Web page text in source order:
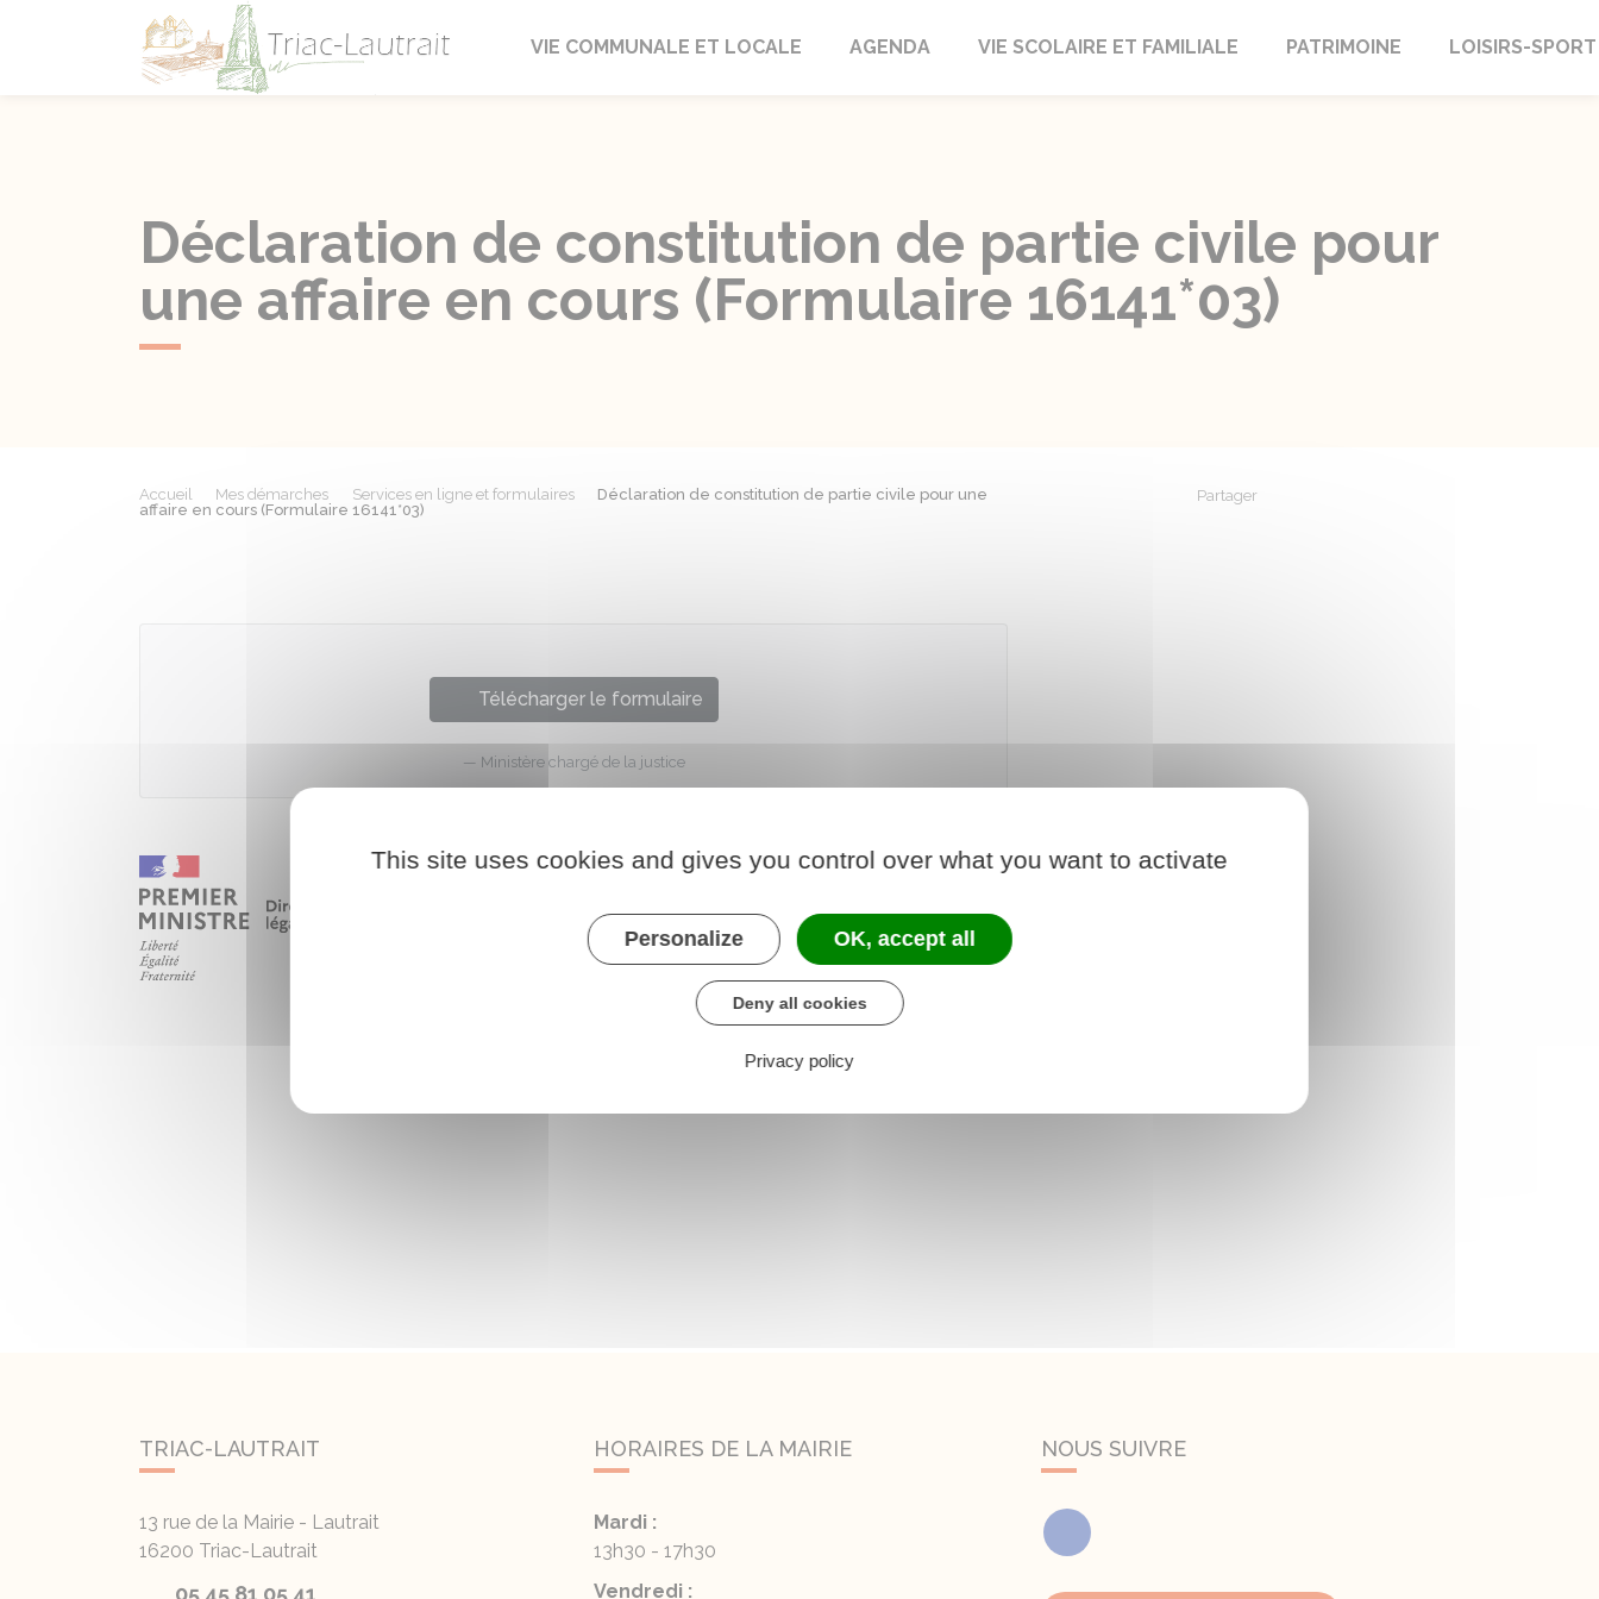
Triac-Lautrait
VIE COMMUNALE ET LOCALE AGENDA VIE SCOLAIRE ET FAMILIALE PATRIMOINE LOISIRS-SPORT
Déclaration de constitution de partie civile pour
une affaire en cours (Formulaire 16141*03)
Accueil Mes démarches Services en ligne et formulaires
Déclaration de constitution de partie civile pour une
affaire en cours (Formulaire 16141*03)
Partager
Télécharger le formulaire
Ministère chargé de la justice
TRIAC-LAUTRAIT
13 rue de la Mairie - Lautrait
16200 Triac-Lautrait
HORAIRES DE LA MAIRIE
Mardi :
13h30 - 17h30
Vendredi :
NOUS SUIVRE
Facebook
This site uses cookies and gives you control over what you want to activate
Personalize OK, accept all
Deny all cookies
Privacy policy